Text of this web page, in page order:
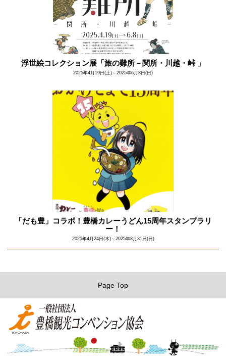
浮世絵コレクション展「旅の難所－関所・川越・峠 」
2025年4月19日(土)～2025年6月8日(日)
「だも豊」コラボ！豊橋カレーうどん15周年スタンプラリ
ー！
2025年4月24日(木)～2025年8月31日(日)
Page Top